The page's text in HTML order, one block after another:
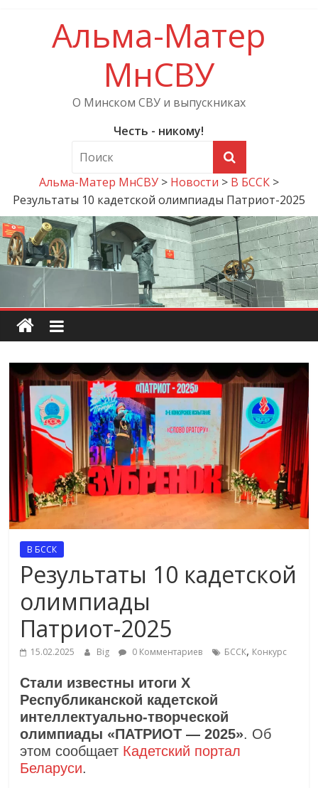
Альма-Матер
МнСВУ
О Минском СВУ и выпускниках
Честь - никому!
Альма-Матер МнСВУ> Новости > В БССК>
Результаты 10 кадетской олимпиады Патриот-2025
В БССК
Результаты 10 кадетской
олимпиады
Патриот-2025
15.02.2025 Big 0 Комментариев БССК, Конкурс
Стали известны итоги Х
Республиканской кадетской
интеллектуально-творческой
олимпиады «ПАТРИОТ — 2025». Об
этом сообщает Кадетский портал
Беларуси.